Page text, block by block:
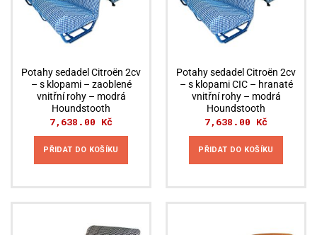
Potahy sedadel Citroën 2cv
– s klopami – zaoblené
vnitřní rohy – modrá
Houndstooth
7,638.00 Kč
PŘIDAT DO KOŠÍKU
Potahy sedadel Citroën 2cv
– s klopami CIC – hranaté
vnitřní rohy – modrá
Houndstooth
7,638.00 Kč
PŘIDAT DO KOŠÍKU